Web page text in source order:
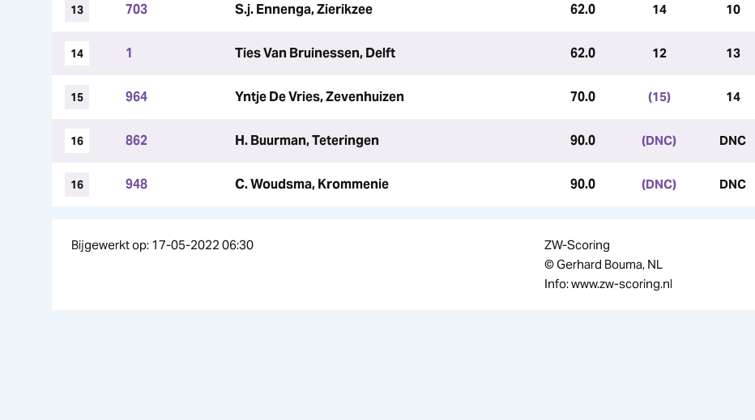
13 703 S.j. Ennenga, Zierikzee 62.0 14 10
14 1 Ties Van Bruinessen, Delft 62.0 12 13
15 964 Yntje De Vries, Zevenhuizen 70.0 (15) 14
16 862 H. Buurman, Teteringen 90.0 (DNC) DNC
16 948 C. Woudsma, Krommenie 90.0 (DNC) DNC
Bijgewerkt op: 17-05-2022 06:30
ZW-Scoring
© Gerhard Bouma, NL
Info: www.zw-scoring.nl